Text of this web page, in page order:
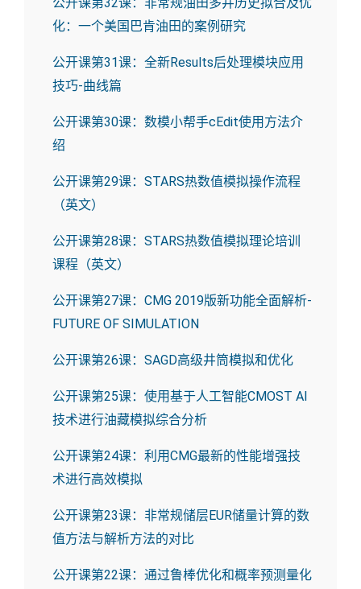
化：一个美国巴肯油田的案例研究
公开课第31课：全新Results后处理模块应用
技巧-曲线篇
公开课第30课：数模小帮手cEdit使用方法介
绍
公开课第29课：STARS热数值模拟操作流程
（英文）
公开课第28课：STARS热数值模拟理论培训
课程（英文）
公开课第27课：CMG 2019版新功能全面解析-
FUTURE OF SIMULATION
公开课第26课：SAGD高级井筒模拟和优化
公开课第25课：使用基于人工智能CMOST AI
技术进行油藏模拟综合分析
公开课第24课：利用CMG最新的性能增强技
术进行高效模拟
公开课第23课：非常规储层EUR储量计算的数
值方法与解析方法的对比
公开课第22课：通过鲁棒优化和概率预测量化